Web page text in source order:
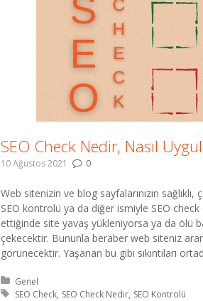
SEO Check Nedir, Nasıl
10 Ağustos 2021 0
Web sitenizin ve blog sayfalarınızın sağlıklı,
SEO kontrolü ya da diğer ismiyle SEO check
ettiğinde site yavaş yükleniyorsa ya da ölü
çekecektir. Bununla beraber web siteniz
görünecektir. Yaşanan bu gibi sıkıntıları
Kategori:
Genel
Etiket:
SEO Check SEO Check Nedir SEO Kontrolü